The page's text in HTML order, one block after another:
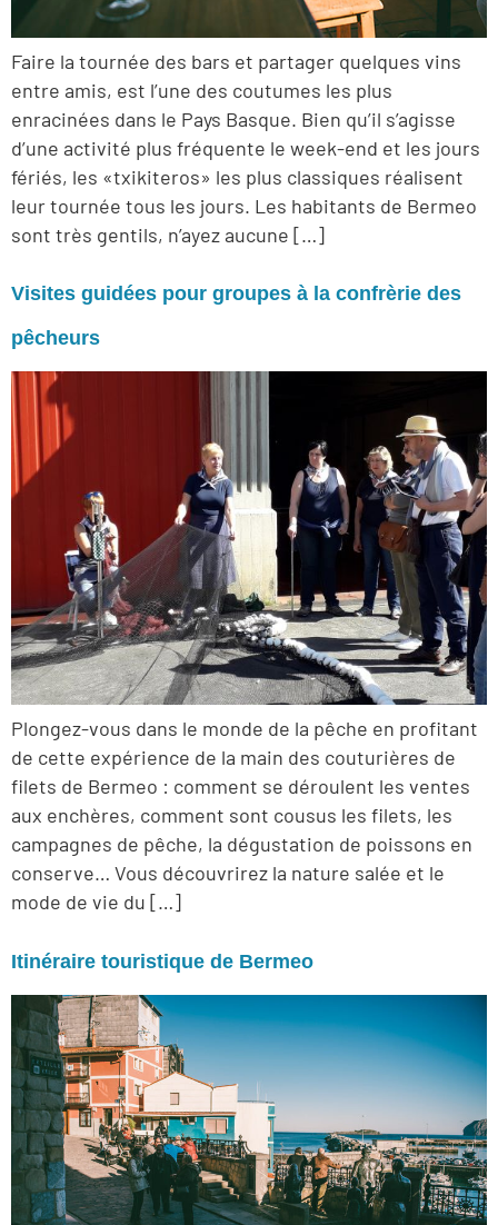
Faire la tournée des bars et partager quelques vins
entre amis, est l’une des coutumes les plus
enracinées dans le Pays Basque. Bien qu’il s’agisse
d’une activité plus fréquente le week-end et les jours
fériés, les «txikiteros» les plus classiques réalisent
leur tournée tous les jours. Les habitants de Bermeo
sont très gentils, n’ayez aucune […]
Visites guidées pour groupes à la confrèrie des
pêcheurs
Plongez-vous dans le monde de la pêche en profitant
de cette expérience de la main des couturières de
filets de Bermeo : comment se déroulent les ventes
aux enchères, comment sont cousus les filets, les
campagnes de pêche, la dégustation de poissons en
conserve… Vous découvrirez la nature salée et le
mode de vie du […]
Itinéraire touristique de Bermeo